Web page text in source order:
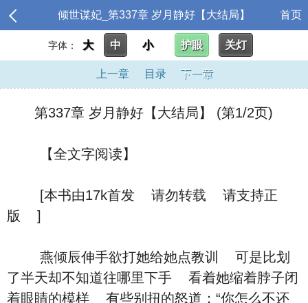
倾世谋妃_第337章 岁月静好【大结局】 首页
字体： 大 中 小 护眼 关灯
上一章 目录 下一章
第337章 岁月静好【大结局】 (第1/2页)
【全文字阅读】
[本书由17k首发 请勿转载 请支持正
版 ]
燕倾辰伸手欲打她给她点教训 可是比划
了半天却不知道往哪里下手 看着她缩着脖子闭
着眼睛的模样 有些别扭的怒道：“你怎么不还